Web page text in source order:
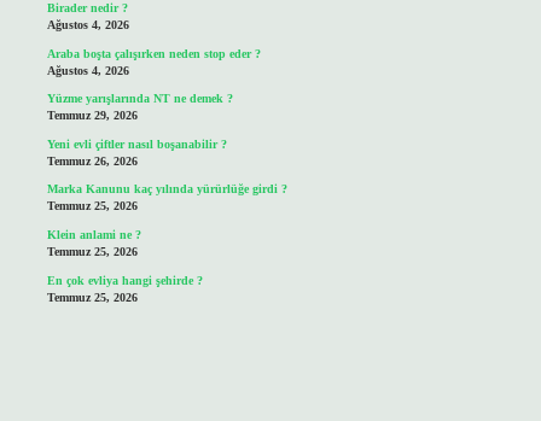
Birader nedir ?
Ağustos 4, 2026
Araba boşta çalışırken neden stop eder ?
Ağustos 4, 2026
Yüzme yarışlarında NT ne demek ?
Temmuz 29, 2026
Yeni evli çiftler nasıl boşanabilir ?
Temmuz 26, 2026
Marka Kanunu kaç yılında yürürlüğe girdi ?
Temmuz 25, 2026
Klein anlami ne ?
Temmuz 25, 2026
En çok evliya hangi şehirde ?
Temmuz 25, 2026